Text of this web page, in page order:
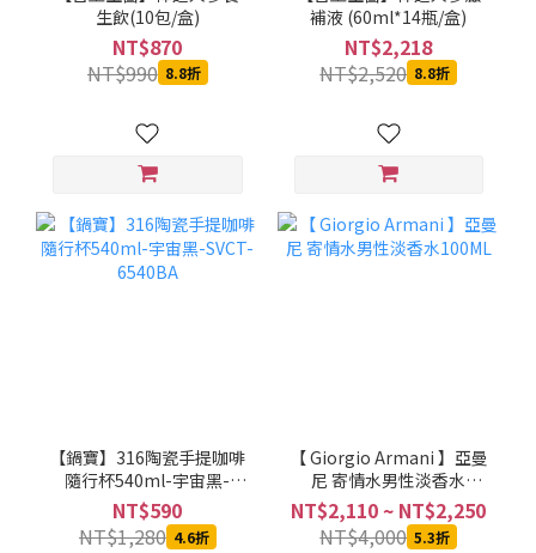
生飲(10包/盒)
NT$870
NT$990 8.8折
補液 (60ml*14瓶/盒)
NT$2,218
NT$2,520 8.8折
【鍋寶】316陶瓷手提咖啡
隨行杯540ml-宇宙黑-
SVCT-6540BA
NT$590
NT$1,280 4.6折
【 Giorgio Armani 】亞曼
尼 寄情水男性淡香水
100ML
NT$2,110 ~ NT$2,250
NT$4,000 5.3折